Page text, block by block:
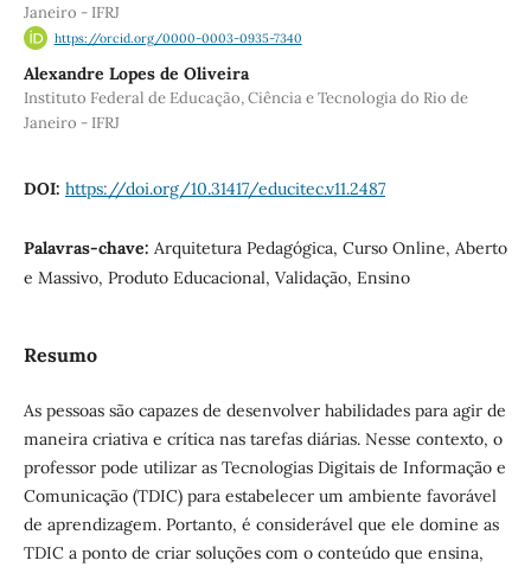
Janeiro - IFRJ
https://orcid.org/0000-0003-0935-7340
Alexandre Lopes de Oliveira
Instituto Federal de Educação, Ciência e Tecnologia do Rio de
Janeiro - IFRJ
DOI: https://doi.org/10.31417/educitec.v11.2487
Palavras-chave: Arquitetura Pedagógica, Curso Online, Aberto
e Massivo, Produto Educacional, Validação, Ensino
Resumo
As pessoas são capazes de desenvolver habilidades para agir de
maneira criativa e crítica nas tarefas diárias. Nesse contexto, o
professor pode utilizar as Tecnologias Digitais de Informação e
Comunicação (TDIC) para estabelecer um ambiente favorável
de aprendizagem. Portanto, é considerável que ele domine as
TDIC a ponto de criar soluções com o conteúdo que ensina,